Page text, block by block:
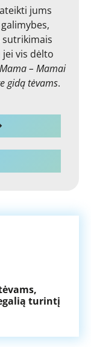
jums
sutrikimais
vis dėlto
Mama – Mamai
gidą tėvams.
turintį